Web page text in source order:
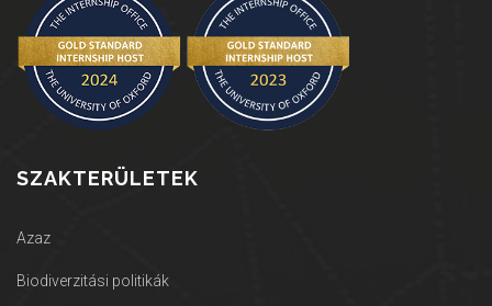
SZAKTERÜLETEK
Azaz
Biodiverzitási politikák